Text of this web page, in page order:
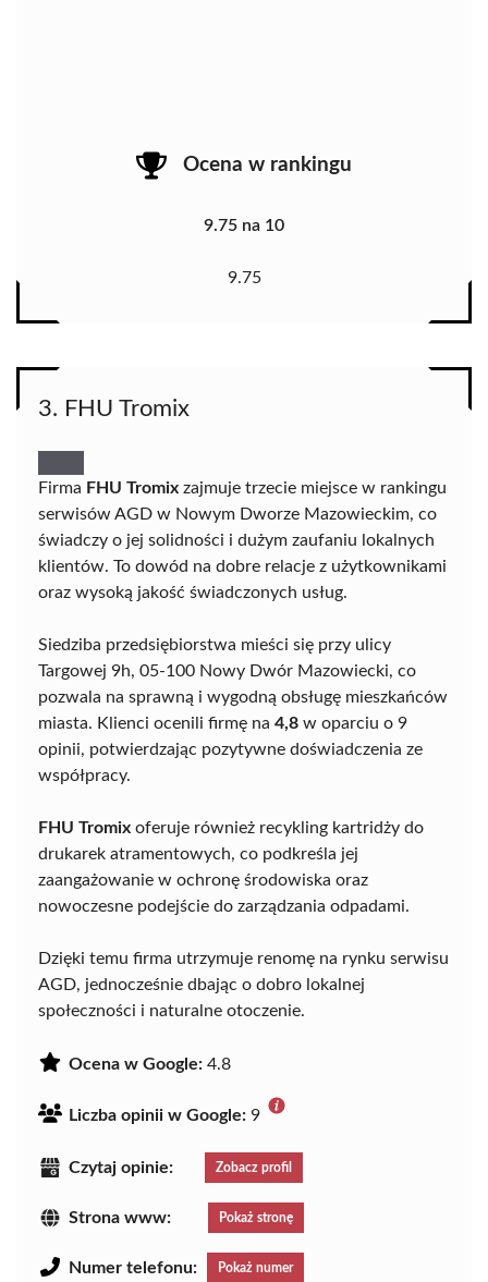
Ocena w rankingu
9.75 na 10
9.75
3. FHU Tromix
Firma FHU Tromix zajmuje trzecie miejsce w rankingu
serwisów AGD w Nowym Dworze Mazowieckim, co
świadczy o jej solidności i dużym zaufaniu lokalnych
klientów. To dowód na dobre relacje z użytkownikami
oraz wysoką jakość świadczonych usług.
Siedziba przedsiębiorstwa mieści się przy ulicy
Targowej 9h, 05-100 Nowy Dwór Mazowiecki, co
pozwala na sprawną i wygodną obsługę mieszkańców
miasta. Klienci ocenili firmę na 4,8 w oparciu o 9
opinii, potwierdzając pozytywne doświadczenia ze
współpracy.
FHU Tromix oferuje również recykling kartridży do
drukarek atramentowych, co podkreśla jej
zaangażowanie w ochronę środowiska oraz
nowoczesne podejście do zarządzania odpadami.
Dzięki temu firma utrzymuje renomę na rynku serwisu
AGD, jednocześnie dbając o dobro lokalnej
społeczności i naturalne otoczenie.
Ocena w Google: 4.8
Liczba opinii w Google: 9
Czytaj opinie: Zobacz profil
Strona www: Pokaż stronę
Numer telefonu: Pokaż numer